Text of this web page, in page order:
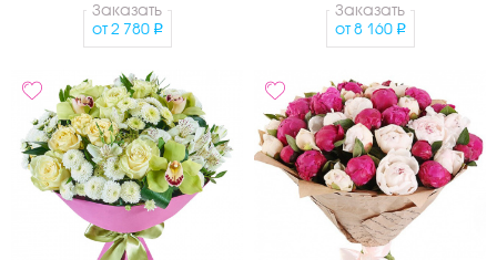
Заказать
от 2 780
Заказать
от 8 160